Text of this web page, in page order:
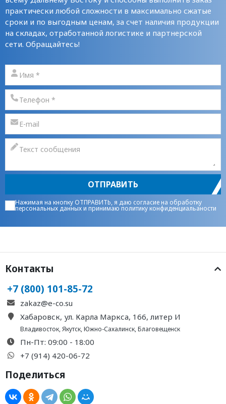
практически любой сложности в максимально сжатые
сроки и по выгодным ценам, за счет наличия продукции
на складах, отработанной логистике и партнерской
сети. Обращайтесь!
ОТПРАВИТЬ
Нажимая на кнопку ОТПРАВИТЬ, я даю согласие на обработку
персональных данныхи принимаюполитику конфиденциальаности
Контакты
+7 (800) 101-85-72
zakaz@e-co.su
Хабаровск, ул. Карла Маркса, 166, литер И
Владивосток,Якутск,Южно-Сахалинск,Благовещенск
Пн-Пт: 09:00 - 18:00
+7 (914) 420-06-72
Поделиться